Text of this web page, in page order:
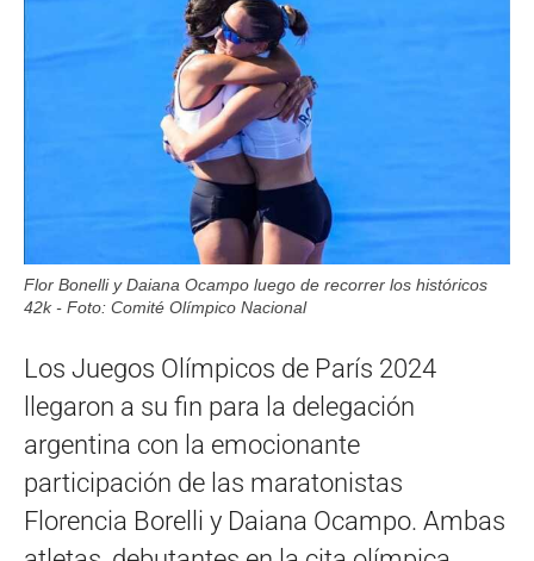
Flor Bonelli y Daiana Ocampo luego de recorrer los históricos
42k - Foto: Comité Olímpico Nacional
Los Juegos Olímpicos de París 2024
llegaron a su fin para la delegación
argentina con la emocionante
participación de las maratonistas
Florencia Borelli y Daiana Ocampo. Ambas